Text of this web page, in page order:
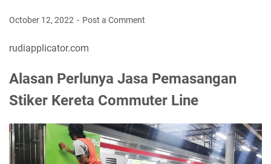
October 12, 2022 Post a Comment
rudiapplicator.com
Alasan Perlunya Jasa Pemasangan
Stiker Kereta Commuter Line